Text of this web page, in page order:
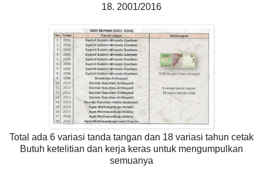
18. 2001/2016
Total ada 6 variasi tanda tangan dan 18 variasi tahun cetak
Butuh ketelitian dan kerja keras untuk mengumpulkan
semuanya